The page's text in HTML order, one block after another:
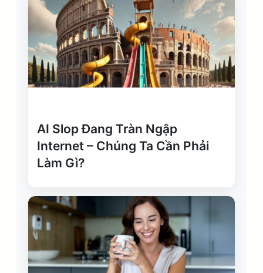
AI Slop Đang Tràn Ngập
Internet – Chúng Ta Cần Phải
Làm Gì?